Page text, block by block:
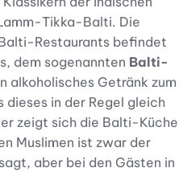
Tikka-Balti. Die
Restaurants befindet
dem sogenannten Balti-
alkoholisches Getränk zum
dieses in der Regel gleich
zeigt sich die Balti-Küche
Muslimen ist zwar der
aber bei den Gästen in